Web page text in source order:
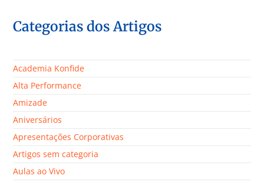
Categorias dos Artigos
Academia Konfide
Alta Performance
Amizade
Aniversários
Apresentações Corporativas
Artigos sem categoria
Aulas ao Vivo